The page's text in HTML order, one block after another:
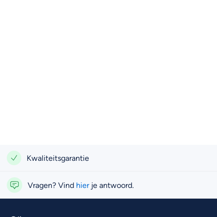
Kwaliteitsgarantie
Vragen? Vind hierje antwoord.